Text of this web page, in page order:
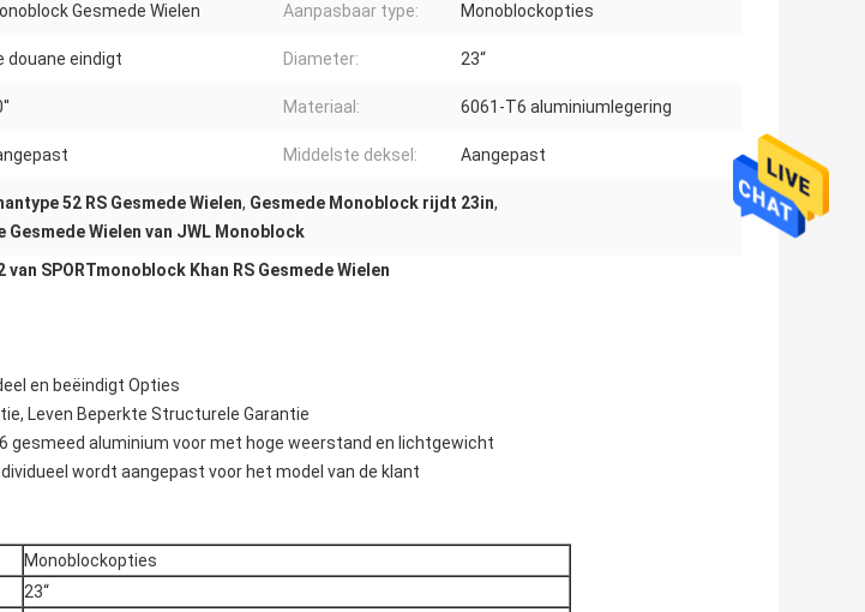
Gesmede Wielen Aanpasbaar type: Monoblockopties
douane eindigt Diameter: 23“
Materiaal: 6061-T6 aluminiumlegering
Middelste deksel: Aangepast
52 RS Gesmede Wielen, Gesmede Monoblock rijdt 23in,
Gesmede Wielen van JWL Monoblock
van SPORTmonoblock Khan RS Gesmede Wielen
en beëindigt Opties
Leven Beperkte Structurele Garantie
gesmeed aluminium voor met hoge weerstand en lichtgewicht
wordt aangepast voor het model van de klant
Monoblockopties
23“